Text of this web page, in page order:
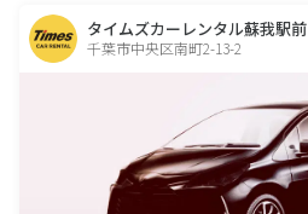
タイムズカーレンタル蘇我駅前
千葉市中央区南町2-13-2